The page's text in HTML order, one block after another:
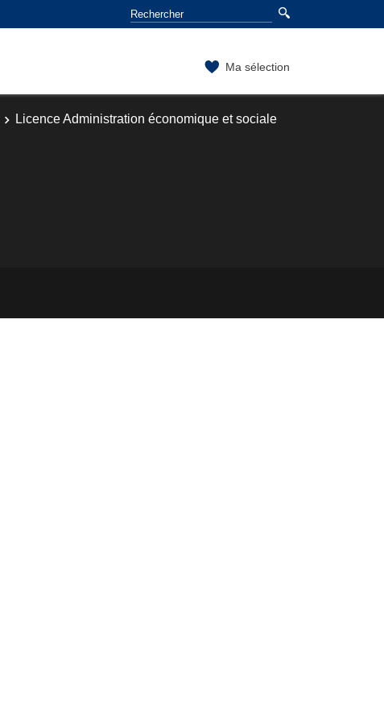
Ma sélection
Licence Administration économique et sociale